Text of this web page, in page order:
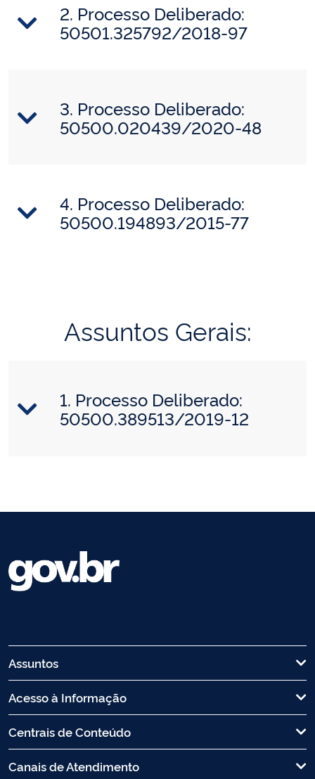
2. Processo Deliberado:
50501.325792/2018-97
3. Processo Deliberado:
50500.020439/2020-48
4. Processo Deliberado:
50500.194893/2015-77
Assuntos Gerais:
1. Processo Deliberado:
50500.389513/2019-12
Assuntos
Acesso à Informação
Centrais de Conteúdo
Canais de Atendimento